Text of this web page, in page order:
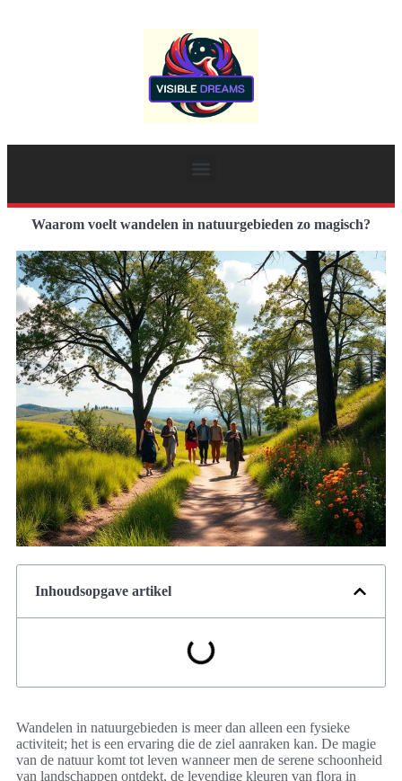
Waarom voelt wandelen in natuurgebieden zo magisch?
Inhoudsopgave artikel
Wandelen in natuurgebieden is meer dan alleen een fysieke
activiteit; het is een ervaring die de ziel aanraken kan. De magie
van de natuur komt tot leven wanneer men de serene schoonheid
van landschappen ontdekt, de levendige kleuren van flora in